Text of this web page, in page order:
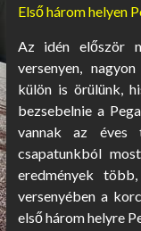
Első három helyen
Az idén először
versenyen,
külön is örülünk,
bezsebelnie a
vannak az éves
csapatunkból
eredmények
versenyében a
első három helyre